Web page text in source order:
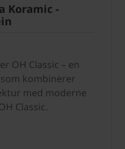
Koramic -
OH Classic – en
kombinerer
med moderne
Classic.